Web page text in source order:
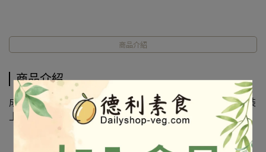
商品介紹
商品介紹
成份及營養標示如圖所示，若與圖片有差異時，以實際包裝
上標示為準